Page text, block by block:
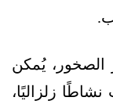
الصخور، يُمكن
زلزاليًا،